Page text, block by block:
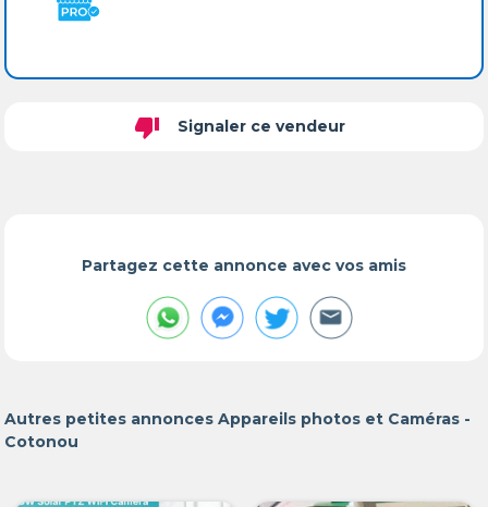
thumb_down Signaler ce vendeur
Partagez cette annonce avec vos amis
Autres petites annonces Appareils photos et Caméras -
Cotonou